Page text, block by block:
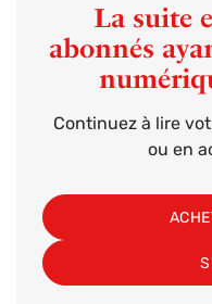
La suite
abonnés
Continuez à lire
ou en